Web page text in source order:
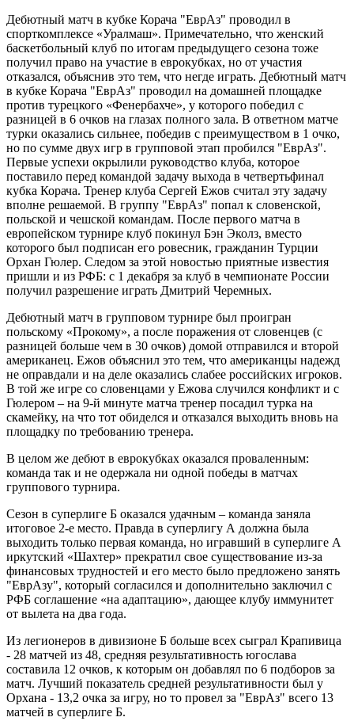
Дебютный матч в кубке Корача "ЕврАз" проводил в
спорткомплексе «Уралмаш». Примечательно, что женский
баскетбольный клуб по итогам предыдущего сезона тоже
получил право на участие в еврокубках, но от участия
отказался, объяснив это тем, что негде играть. Дебютный матч
в кубке Корача "ЕврАз" проводил на домашней площадке
против турецкого «Фенербахче», у которого победил с
разницей в 6 очков на глазах полного зала. В ответном матче
турки оказались сильнее, победив с преимуществом в 1 очко,
но по сумме двух игр в групповой этап пробился "ЕврАз".
Первые успехи окрылили руководство клуба, которое
поставило перед командой задачу выхода в четвертьфинал
кубка Корача. Тренер клуба Сергей Ежов считал эту задачу
вполне решаемой. В группу "ЕврАз" попал к словенской,
польской и чешской командам. После первого матча в
европейском турнире клуб покинул Бэн Эколз, вместо
которого был подписан его ровесник, гражданин Турции
Орхан Гюлер. Следом за этой новостью приятные известия
пришли и из РФБ: с 1 декабря за клуб в чемпионате России
получил разрешение играть Дмитрий Черемных.
Дебютный матч в групповом турнире был проигран
польскому «Прокому», а после поражения от словенцев (с
разницей больше чем в 30 очков) домой отправился и второй
американец. Ежов объяснил это тем, что американцы надежд
не оправдали и на деле оказались слабее российских игроков.
В той же игре со словенцами у Ежова случился конфликт и с
Гюлером – на 9-й минуте матча тренер посадил турка на
скамейку, на что тот обиделся и отказался выходить вновь на
площадку по требованию тренера.
В целом же дебют в еврокубках оказался проваленным:
команда так и не одержала ни одной победы в матчах
группового турнира.
Сезон в суперлиге Б оказался удачным – команда заняла
итоговое 2-е место. Правда в суперлигу А должна была
выходить только первая команда, но игравший в суперлиге А
иркутский «Шахтер» прекратил свое существование из-за
финансовых трудностей и его место было предложено занять
"ЕврАзу", который согласился и дополнительно заключил с
РФБ соглашение «на адаптацию», дающее клубу иммунитет
от вылета на два года.
Из легионеров в дивизионе Б больше всех сыграл Крапивица
- 28 матчей из 48, средняя результативность югослава
составила 12 очков, к которым он добавлял по 6 подборов за
матч. Лучший показатель средней результативности был у
Орхана - 13,2 очка за игру, но то провел за "ЕврАз" всего 13
матчей в суперлиге Б.